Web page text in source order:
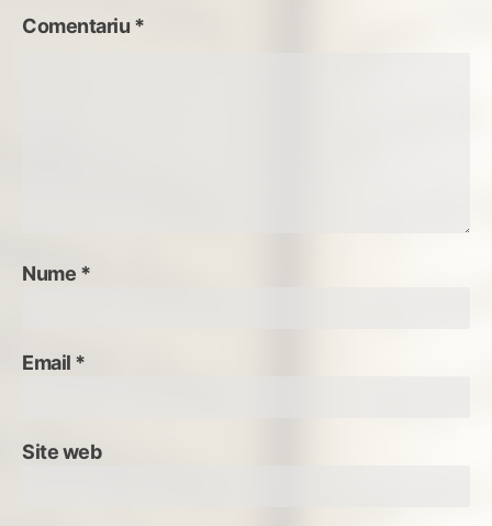
Comentariu *
Nume *
Email *
Site web